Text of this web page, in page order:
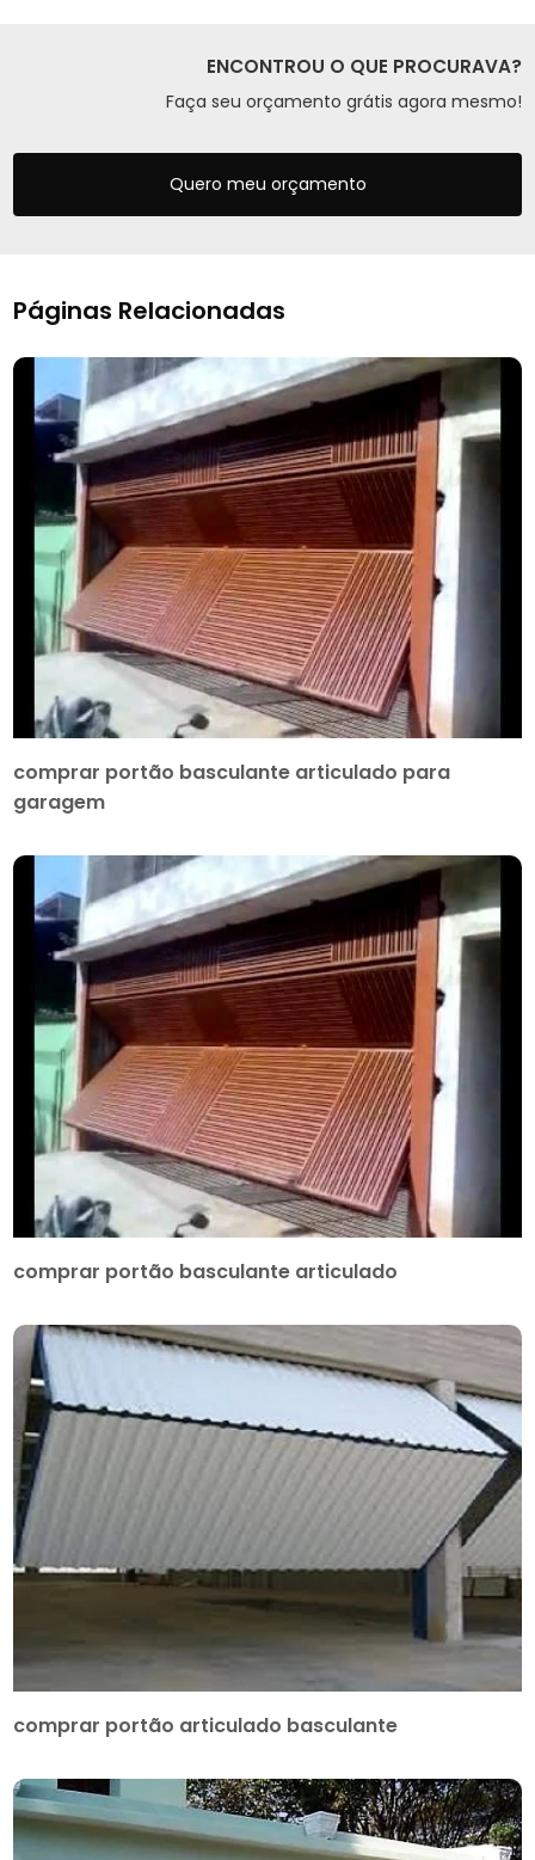
ENCONTROU O QUE PROCURAVA?
Faça seu orçamento grátis agora mesmo!
Quero meu orçamento
Páginas Relacionadas
comprar portão basculante articulado para
garagem
comprar portão basculante articulado
comprar portão articulado basculante